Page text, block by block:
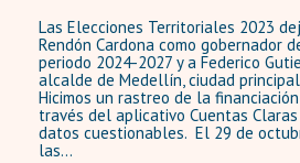
Las Elecciones Territoriales 2023
Rendón Cardona como gobernador
periodo 2024-2027 y a Federico
alcalde de Medellín, ciudad
Hicimos un rastreo de la
través del aplicativo Cuentas
datos cuestionables. El 29 de
las...